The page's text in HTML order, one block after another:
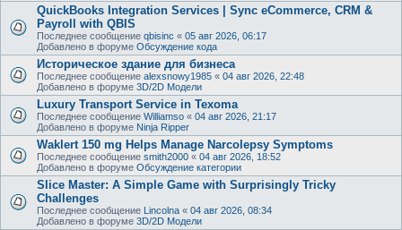
QuickBooks Integration Services | Sync eCommerce, CRM &
Payroll with QBIS
Последнее сообщение qbisinc « 05 авг 2026, 06:17
Добавлено в форуме Обсуждение кода
Историческое здание для бизнеса
Последнее сообщение alexsnowy1985 « 04 авг 2026, 22:48
Добавлено в форуме 3D/2D Модели
Luxury Transport Service in Texoma
Последнее сообщение Williamso « 04 авг 2026, 21:17
Добавлено в форуме Ninja Ripper
Waklert 150 mg Helps Manage Narcolepsy Symptoms
Последнее сообщение smith2000 « 04 авг 2026, 18:52
Добавлено в форуме Обсуждение категории
Slice Master: A Simple Game with Surprisingly Tricky
Challenges
Последнее сообщение Lincolna « 04 авг 2026, 08:34
Добавлено в форуме 3D/2D Модели